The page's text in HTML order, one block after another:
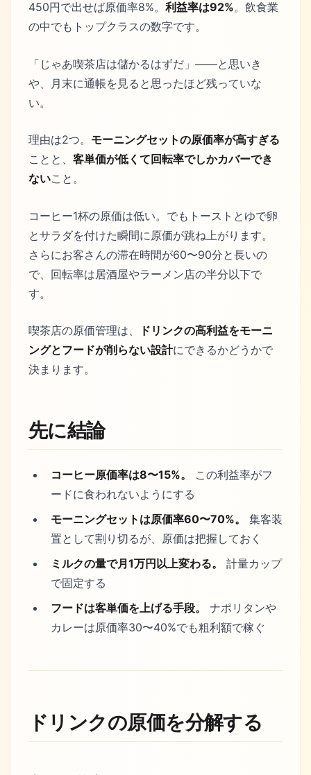
450円で出せば原価率8%。 利益率は92%。飲食業
の中でもトップクラスの数字です。
「じゃあ喫茶店は儲かるはずだ」——と思いき
や、月末に通帳を見ると思ったほど残っていな
い。
理由は2つ。 モーニングセットの原価率が高すぎる
ことと、 客単価が低くて回転率でしかカバーでき
ないこと。
コーヒー1杯の原価は低い。でもトーストとゆで卵
とサラダを付けた瞬間に原価が跳ね上がります。
さらにお客さんの滞在時間が60〜90分と長いの
で、回転率は居酒屋やラーメン店の半分以下で
す。
喫茶店の原価管理は、
ドリンクの高利益をモーニ
ングとフードが削らない設計にできるかどうかで
決まります。
先に結論
コーヒー原価率は8〜15%。
この利益率がフ
ードに食われないようにする
モーニングセットは原価率60〜70%。
集客装
置として割り切るが、原価は把握しておく
ミルクの量で月1万円以上変わる。
計量カップ
で固定する
フードは客単価を上げる手段。
ナポリタンや
カレーは原価率30〜40%でも粗利額で稼ぐ
ドリンクの原価を分解する